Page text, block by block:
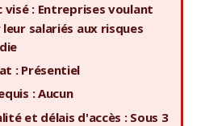
visé : Entreprises voulant
salariés aux risques
: Présentiel
: Aucun
et délais d'accès : Sous 3